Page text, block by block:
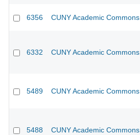
6356 CUNY Academic Commons
6332 CUNY Academic Commons
5489 CUNY Academic Commons
5488 CUNY Academic Commons